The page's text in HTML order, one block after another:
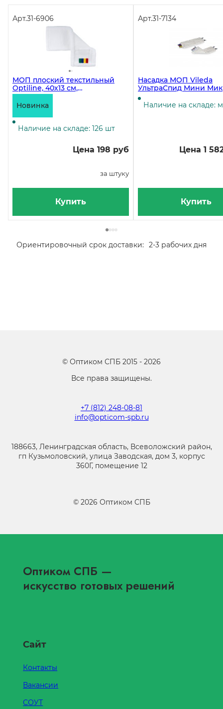
Арт.31-6906
МОП плоский текстильный
Optiline, 40х13 см,
универсальный, микрофибра,
белый
Новинка
Наличие на складе: 126 шт
Цена 198 руб
за штуку
Купить
Арт.31-7134
Насадка МОП Vileda
УльтраСпид Мини
34 см
Наличие на складе:
Цена 1
Купить
Ориентировочный срок доставки: 2-3 рабочих дня
© Оптиком СПБ 2015 - 2026
Все права защищены.
+7 (812) 248-08-81
info@opticom-spb.ru
188663, Ленинградская область, Всеволожский район,
гп Кузьмоловский, улица Заводская, дом 3, корпус
360Г, помещение 12
© 2026 Оптиком СПБ
Оптиком СПБ —
искусство готовых решений
Сайт
Контакты
Вакансии
СОУТ